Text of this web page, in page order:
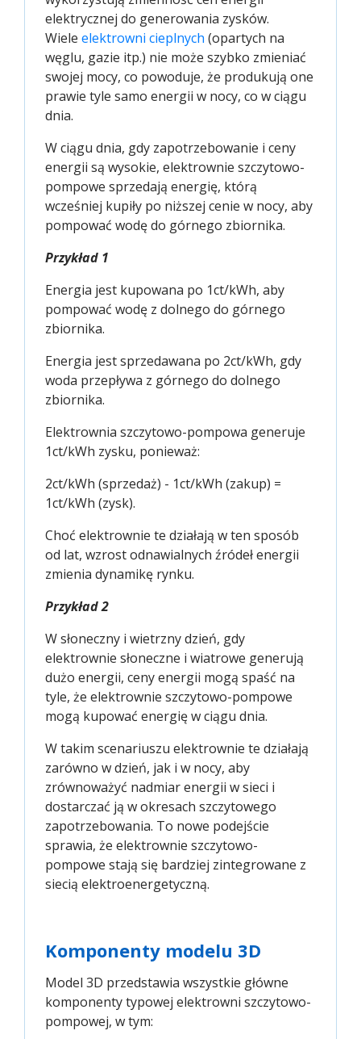
elektrycznej do generowania zysków.
Wiele elektrowni cieplnych (opartych na
węglu, gazie itp.) nie może szybko zmieniać
swojej mocy, co powoduje, że produkują one
prawie tyle samo energii w nocy, co w ciągu
dnia.
W ciągu dnia, gdy zapotrzebowanie i ceny
energii są wysokie, elektrownie szczytowo-
pompowe sprzedają energię, którą
wcześniej kupiły po niższej cenie w nocy, aby
pompować wodę do górnego zbiornika.
Przykład 1
Energia jest kupowana po 1ct/kWh, aby
pompować wodę z dolnego do górnego
zbiornika.
Energia jest sprzedawana po 2ct/kWh, gdy
woda przepływa z górnego do dolnego
zbiornika.
Elektrownia szczytowo-pompowa generuje
1ct/kWh zysku, ponieważ:
2ct/kWh (sprzedaż) - 1ct/kWh (zakup) =
1ct/kWh (zysk).
Choć elektrownie te działają w ten sposób
od lat, wzrost odnawialnych źródeł energii
zmienia dynamikę rynku.
Przykład 2
W słoneczny i wietrzny dzień, gdy
elektrownie słoneczne i wiatrowe generują
dużo energii, ceny energii mogą spaść na
tyle, że elektrownie szczytowo-pompowe
mogą kupować energię w ciągu dnia.
W takim scenariuszu elektrownie te działają
zarówno w dzień, jak i w nocy, aby
zrównoważyć nadmiar energii w sieci i
dostarczać ją w okresach szczytowego
zapotrzebowania. To nowe podejście
sprawia, że elektrownie szczytowo-
pompowe stają się bardziej zintegrowane z
siecią elektroenergetyczną.
Komponenty modelu 3D
Model 3D przedstawia wszystkie główne
komponenty typowej elektrowni szczytowo-
pompowej, w tym: